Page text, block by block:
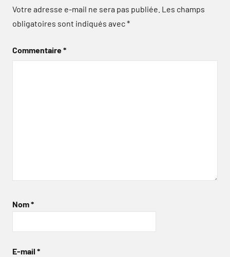
Votre adresse e-mail ne sera pas publiée. Les champs
obligatoires sont indiqués avec*
Commentaire*
Nom*
E-mail *